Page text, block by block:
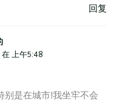
回复
上午5:48
别是在城市!我坐牢不会